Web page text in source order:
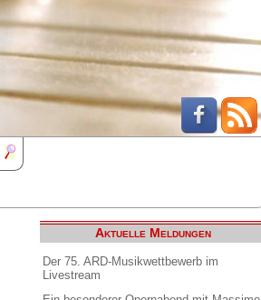
Aktuelle Meldungen
Der 75. ARD-Musikwettbewerb im
Livestream